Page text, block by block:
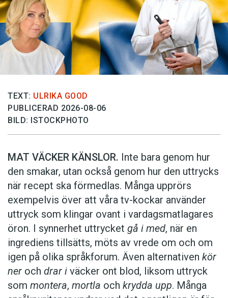
TEXT: ULRIKA GOOD
PUBLICERAD 2026-08-06
BILD: ISTOCKPHOTO
MAT VÄCKER KÄNSLOR. Inte bara genom hur
den smakar, utan också genom hur den uttrycks
när recept ska förmedlas. Många upprörs
exempelvis över att våra tv-kockar använder
uttryck som klingar ovant i vardagsmatlagares
öron. I synnerhet uttrycket gå i med, när en
ingrediens tillsätts, möts av vrede om och om
igen på olika språkforum. Även alternativen kör
ner och drar i väcker ont blod, liksom uttryck
som montera, mortla och krydda upp. Många